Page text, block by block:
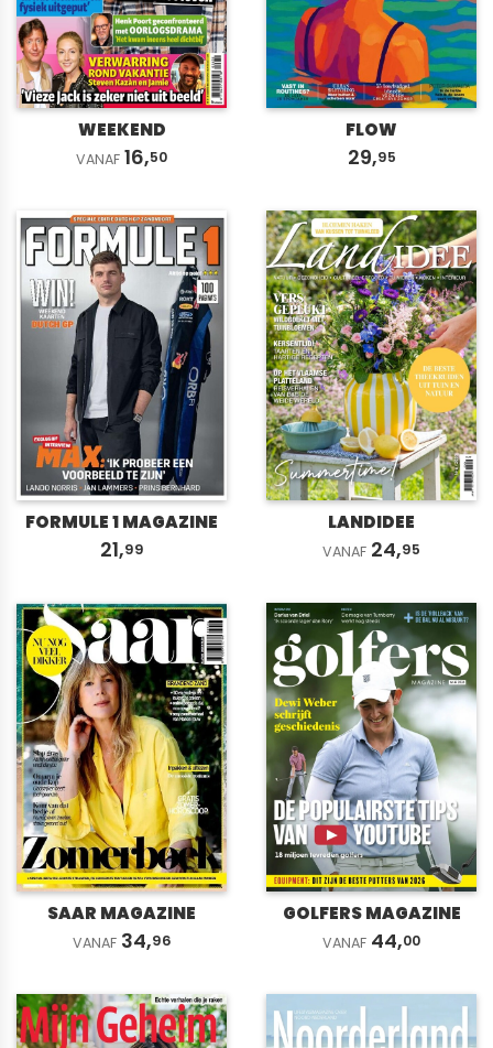
WEEKEND
VANAF 16,50
FLOW
29,95
FORMULE 1 MAGAZINE
21,99
LANDIDEE
VANAF 24,95
SAAR MAGAZINE
VANAF 34,96
GOLFERS MAGAZINE
VANAF 44,00